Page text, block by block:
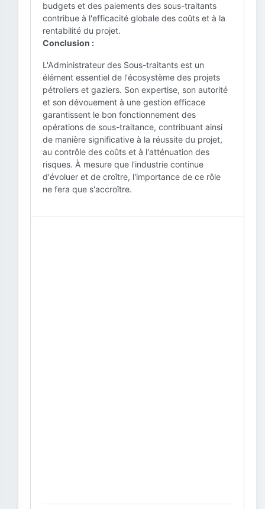
budgets et des paiements des sous-traitants
contribue à l'efficacité globale des coûts et à la
rentabilité du projet.
Conclusion :
L'Administrateur des Sous-traitants est un
élément essentiel de l'écosystème des projets
pétroliers et gaziers. Son expertise, son autorité
et son dévouement à une gestion efficace
garantissent le bon fonctionnement des
opérations de sous-traitance, contribuant ainsi
de manière significative à la réussite du projet,
au contrôle des coûts et à l'atténuation des
risques. À mesure que l'industrie continue
d'évoluer et de croître, l'importance de ce rôle
ne fera que s'accroître.